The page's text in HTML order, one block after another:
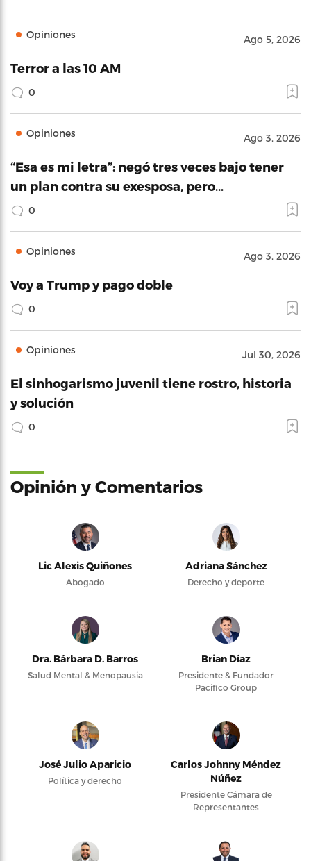
Opiniones Ago 5, 2026
Terror a las 10 AM
0
Opiniones Ago 3, 2026
“Esa es mi letra”: negó tres veces bajo tener
un plan contra su exesposa, pero…
0
Opiniones Ago 3, 2026
Voy a Trump y pago doble
0
Opiniones Jul 30, 2026
El sinhogarismo juvenil tiene rostro, historia
y solución
0
Opinión y Comentarios
Lic Alexis Quiñones
Abogado
Adriana Sánchez
Derecho y deporte
Dra. Bárbara D. Barros
Salud Mental & Menopausia
Brian Díaz
Presidente & Fundador
Pacifico Group
José Julio Aparicio
Política y derecho
Carlos Johnny Méndez
Núñez
Presidente Cámara de
Representantes